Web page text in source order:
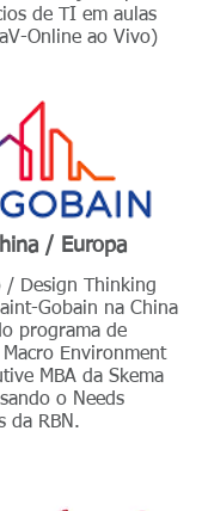
de TI em aulas
Online ao Vivo)
/ Europa
/ Design Thinking
Gobain na China
programa de
Environment
MBA da Skema
o Needs
da RBN.